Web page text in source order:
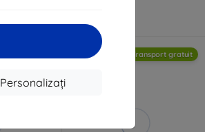
Personalizați
Transport gratuit